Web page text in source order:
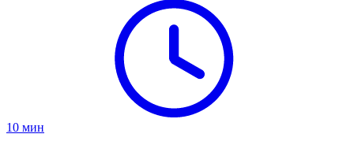
10 мин